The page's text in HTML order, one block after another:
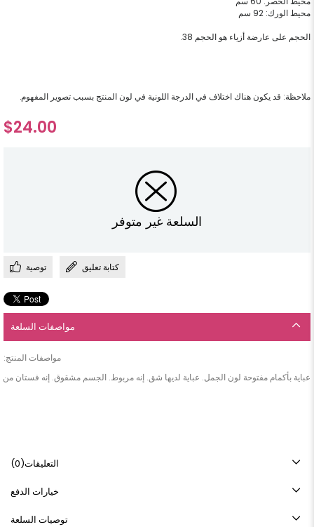
ملاحظة: قد يكون هناك اختلاف في الدرجة اللونية في لون المنتج بسبب تصوير المفهوم.
$24.00
السلعة غير متوفر
توصية كتابة تعليق
مواصفات السلعة
التعليقات(0)
خيارات الدفع
توصيات السلعة